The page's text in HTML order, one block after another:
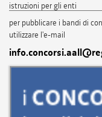
istruzioni per gli enti
per pubblicare i bandi di
utilizzare l'e-mail